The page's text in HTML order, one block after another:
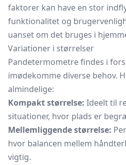
faktorer kan have en stor
funktionalitet og
uanset om det bruges i
Variationer i størrelser
Pandetermometre findes i
imødekomme diverse behov.
almindelige:
Kompakt størrelse: Ideelt til
situationer, hvor plads er
Mellemliggende størrelse:
hvor balancen mellem
vigtig.